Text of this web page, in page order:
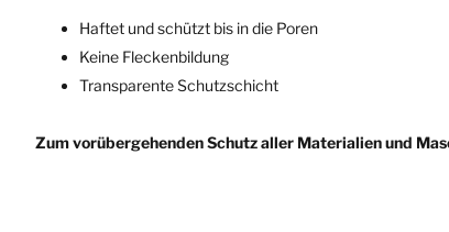
Haftet und schützt bis in die Poren
Keine Fleckenbildung
Transparente Schutzschicht
Zum vorübergehenden Schutz aller Materialien und